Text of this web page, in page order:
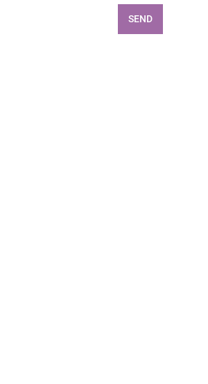
SEND